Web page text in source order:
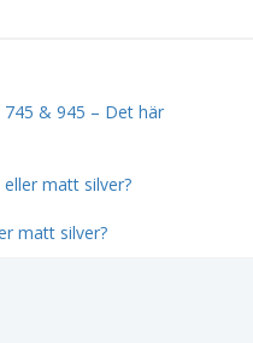
745 & 945 – Det här
matt silver?
matt silver?